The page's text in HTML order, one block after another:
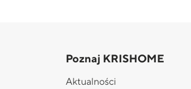
Poznaj KRISHOME
Aktualności